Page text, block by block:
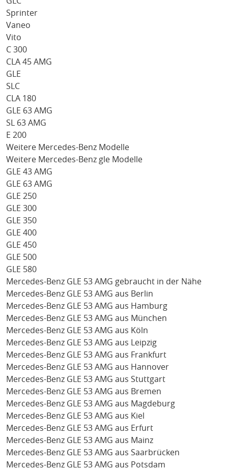
Sprinter
Vaneo
Vito
C 300
CLA 45 AMG
GLE
SLC
CLA 180
GLE 63 AMG
SL 63 AMG
E 200
Weitere Mercedes-Benz Modelle
Weitere Mercedes-Benz gle Modelle
GLE 43 AMG
GLE 63 AMG
GLE 250
GLE 300
GLE 350
GLE 400
GLE 450
GLE 500
GLE 580
Mercedes-Benz GLE 53 AMG gebraucht in der Nähe
Mercedes-Benz GLE 53 AMG aus Berlin
Mercedes-Benz GLE 53 AMG aus Hamburg
Mercedes-Benz GLE 53 AMG aus München
Mercedes-Benz GLE 53 AMG aus Köln
Mercedes-Benz GLE 53 AMG aus Leipzig
Mercedes-Benz GLE 53 AMG aus Frankfurt
Mercedes-Benz GLE 53 AMG aus Hannover
Mercedes-Benz GLE 53 AMG aus Stuttgart
Mercedes-Benz GLE 53 AMG aus Bremen
Mercedes-Benz GLE 53 AMG aus Magdeburg
Mercedes-Benz GLE 53 AMG aus Kiel
Mercedes-Benz GLE 53 AMG aus Erfurt
Mercedes-Benz GLE 53 AMG aus Mainz
Mercedes-Benz GLE 53 AMG aus Saarbrücken
Mercedes-Benz GLE 53 AMG aus Potsdam